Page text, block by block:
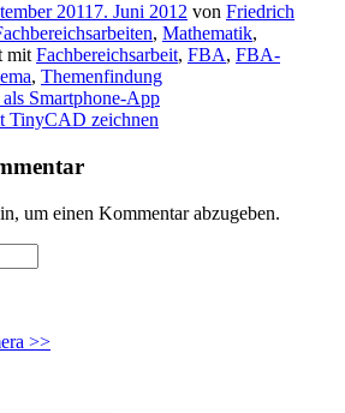
2011 7. Juni 2012 von Friedrich
, Mathematik,
mit Fachbereichsarbeit, FBA, FBA-
, Themenfindung
Smartphone-App
TinyCAD zeichnen
um einen Kommentar abzugeben.
>>